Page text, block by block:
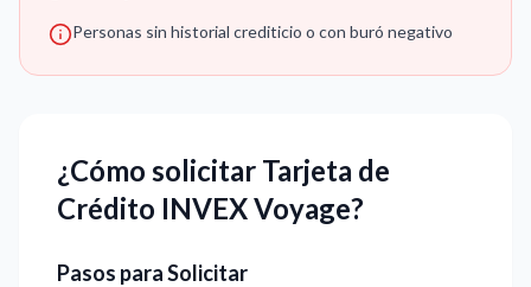
Personas sin historial crediticio o con buró negativo
¿Cómo solicitar Tarjeta de
Crédito INVEX Voyage?
Pasos para Solicitar